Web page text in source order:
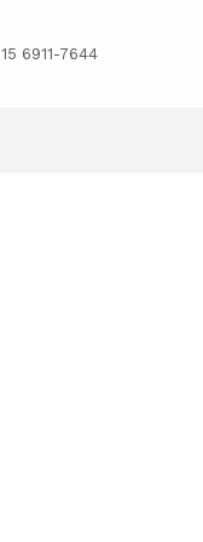
15 6911-7644